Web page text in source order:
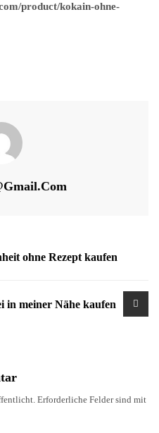
product/kokain-ohne-
ohne Rezept kaufen
in meiner Nähe kaufen
Erforderliche Felder sind mit